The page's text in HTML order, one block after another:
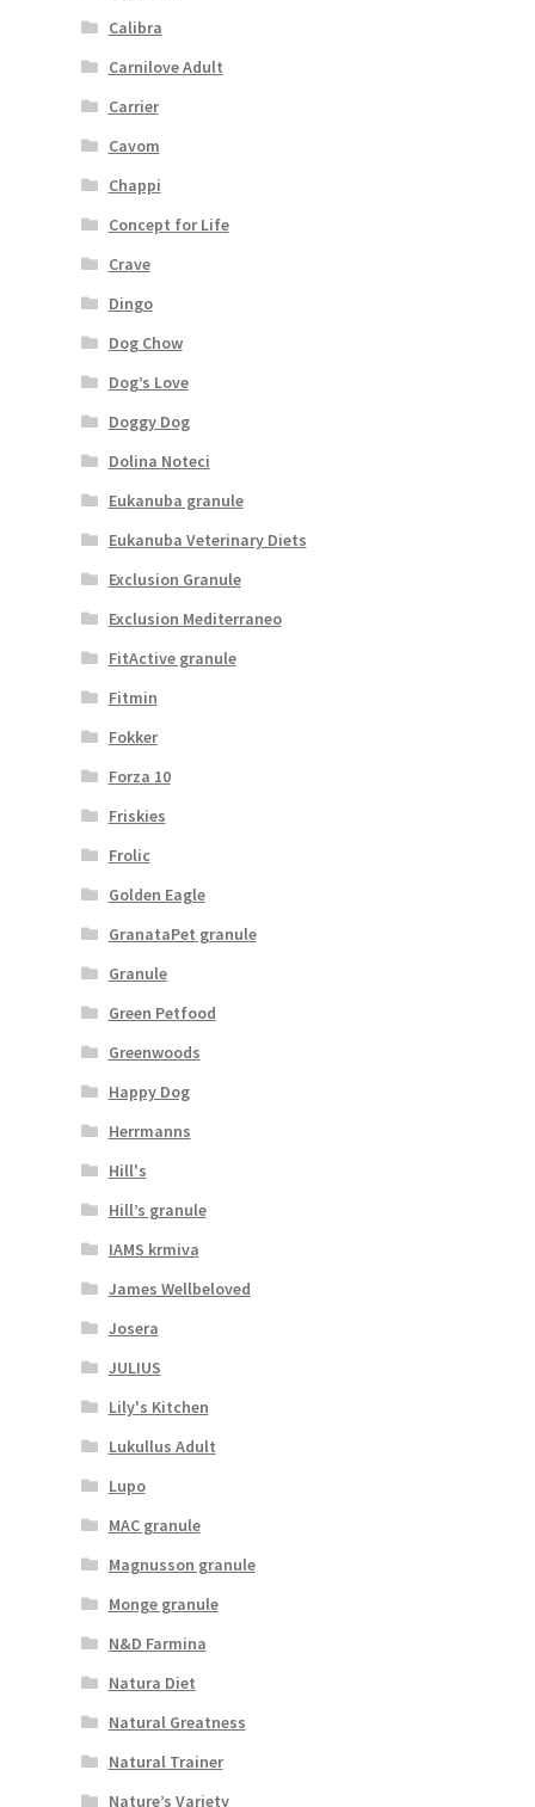
Calibra
Carnilove Adult
Carrier
Cavom
Chappi
Concept for Life
Crave
Dingo
Dog Chow
Dog’s Love
Doggy Dog
Dolina Noteci
Eukanuba granule
Eukanuba Veterinary Diets
Exclusion Granule
Exclusion Mediterraneo
FitActive granule
Fitmin
Fokker
Forza 10
Friskies
Frolic
Golden Eagle
GranataPet granule
Granule
Green Petfood
Greenwoods
Happy Dog
Herrmanns
Hill's
Hill’s granule
IAMS krmiva
James Wellbeloved
Josera
JULIUS
Lily's Kitchen
Lukullus Adult
Lupo
MAC granule
Magnusson granule
Monge granule
N&D Farmina
Natura Diet
Natural Greatness
Natural Trainer
Nature’s Variety